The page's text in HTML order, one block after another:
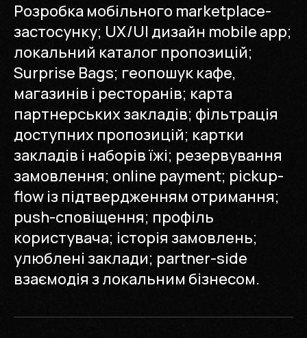
Розробка мобільного marketplace-
застосунку; UX/UI дизайн mobile app;
локальний каталог пропозицій;
Surprise Bags; геопошук кафе,
магазинів і ресторанів; карта
партнерських закладів; фільтрація
доступних пропозицій; картки
закладів і наборів їжі; резервування
замовлення; online payment; pickup-
flow із підтвердженням отримання;
push-сповіщення; профіль
користувача; історія замовлень;
улюблені заклади; partner-side
взаємодія з локальним бізнесом.